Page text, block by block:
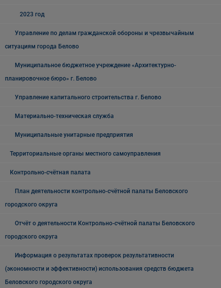
2023 год
Управление по делам гражданской обороны и чрезвычайным
ситуациям города Белово
Муниципальное бюджетное учреждение «Архитектурно-
планировочное бюро» г. Белово
Управление капитального строительства г. Белово
Материально-техническая служба
Муниципальные унитарные предприятия
Территориальные органы местного самоуправления
Контрольно-счётная палата
План деятельности контрольно-счётной палаты Беловского
городского округа
Отчёт о деятельности Контрольно-счётной палаты Беловского
городского округа
Информация о результатах проверок результативности
(экономности и эффективности) использования средств бюджета
Беловского городского округа